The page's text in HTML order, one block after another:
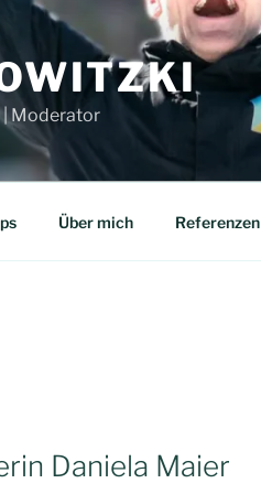
| Moderator
Über mich Referenzen
Daniela Maier